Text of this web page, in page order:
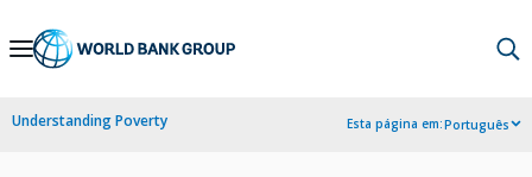
Skip
Navigation
Understanding Poverty Esta página em:Português